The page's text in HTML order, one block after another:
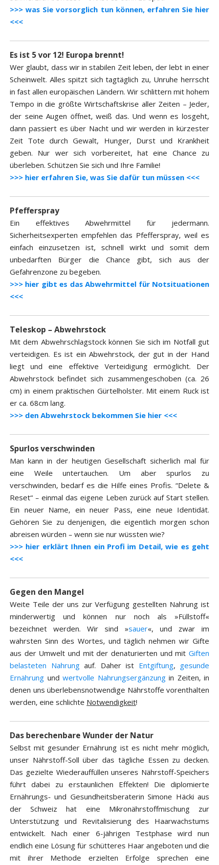
>>> was Sie vorsorglich tun können, erfahren Sie hier
<<<
Es ist 5 vor 12! Europa brennt!
Wer glaubt, dass wir in stabilen Zeit leben, der lebt in einer
Scheinwelt. Alles spitzt sich tagtäglich zu, Unruhe herrscht
in fast allen europäischen Ländern. Wir schlittern mit hohem
Tempo in die größte Wirtschaftskrise aller Zeiten – Jeder,
der seine Augen öffnet, weiß das. Und wenn es losgeht,
dann passiert es über Nacht und wir werden in kürzester
Zeit Tote durch Gewalt, Hunger, Durst und Krankheit
geben. Nur wer sich vorbereitet, hat eine Chance zu
überleben. Schützen Sie sich und Ihre Familie!
>>> hier erfahren Sie, was Sie dafür tun müssen <<<
Pfefferspray
Ein effektives Abwehrmittel für jedermann.
Sicherheitsexperten empfehlen das Pfefferspray, weil es
einfach einzusetzen ist, schnell wirkt und somit dem
unbedarften Bürger die Chance gibt, sich aus der
Gefahrenzone zu begeben.
>>> hier gibt es das Abwehrmittel für Notsituationen
<<<
Teleskop – Abwehrstock
Mit dem Abwehrschlagstock können Sie sich im Notfall gut
verteidigen. Es ist ein Abwehrstock, der gut in der Hand
liegt und eine effektive Verteidigung ermöglicht. Der
Abwehrstock befindet sich zusammengeschoben (ca. 26
cm) in einem praktischen Gürtelholster. Mit einem Ruck ist
er ca. 68cm lang.
>>> den Abwehrstock bekommen Sie hier <<<
Spurlos verschwinden
Man kann in der heutigen Gesellschaft sicherlich mal für
eine Weile untertauchen. Um aber spurlos zu
verschwinden, bedarf es die Hilfe eines Profis. “Delete &
Reset“ – einmal das eigene Leben zurück auf Start stellen.
Ein neuer Name, ein neuer Pass, eine neue Identidät.
Gehören Sie zu denjenigen, die eigentlich morgen schon
abreisen würden – wenn sie nur wüssten wie?
>>> hier erklärt Ihnen ein Profi im Detail, wie es geht
<<<
Gegen den Mangel
Weite Teile der uns zur Verfügung gestellten Nahrung ist
minderwertig und können nur noch als »Füllstoff«
bezeichnet werden. Wir sind »sauer«, und zwar im
wahrsten Sinn des Wortes, und täglich nehmen wir Gifte
aus der Umwelt und mit der denaturierten und mit Giften
belasteten Nahrungauf. Daher ist Entgiftung, gesunde
Ernährung und wertvolle Nahrungsergänzungin Zeiten, in
denen uns überlebensnotwendige Nährstoffe vorenthalten
werden, eine schlichte Notwendigkeit!
Das berechenbare Wunder der Natur
Selbst mit gesunder Ernährung ist es nicht mehr möglich,
unser Nährstoff-Soll über das tägliche Essen zu decken.
Das gezielte Wiederauffüllen unseres Nährstoff-Speichers
führt dabei zu erstaunlichen Effekten! Die diplomierte
Ernährungs- und Gesundheitsberaterin Simone Häcki aus
der Schweiz hat eine Mikronährstoffmischung zur
Unterstützung und Revitalisierung des Haarwachstums
entwickelt. Nach einer 6-jährigen Testphase wird nun
endlich eine Lösung für schütteres Haar angeboten und die
mit ihrer Methode erzielten Erfolge sprechen eine